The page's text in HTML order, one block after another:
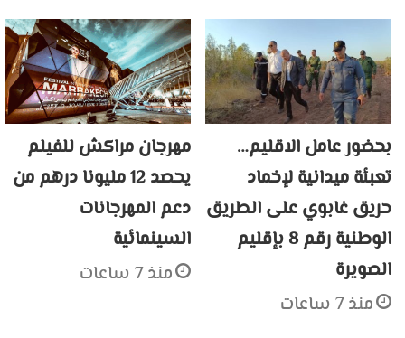
بحضور عامل الاقليم…
تعبئة ميدانية لإخماد
حريق غابوي على الطريق
الوطنية رقم 8 بإقليم
الصويرة
منذ 7 ساعات
مهرجان مراكش للفيلم
يحصد 12 مليونا درهم من
دعم المهرجانات
السينمائية
منذ 7 ساعات